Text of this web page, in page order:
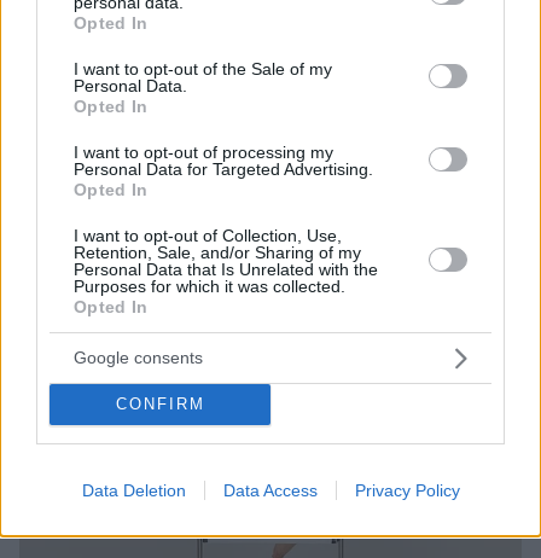
grant or deny consent to Google and its third-party tags to
use your data for below specified purposes in below Google
consent section.
Opted In
I want to opt-out of the Sale of my
Personal Data.
Opted In
I want to opt-out of processing my
Personal Data for Targeted Advertising.
Opted In
I want to opt-out of Collection, Use,
Retention, Sale, and/or Sharing of my
Personal Data that Is Unrelated with the
Purposes for which it was collected.
Opted In
Google consents
CONFIRM
Data Deletion Data Access Privacy Policy